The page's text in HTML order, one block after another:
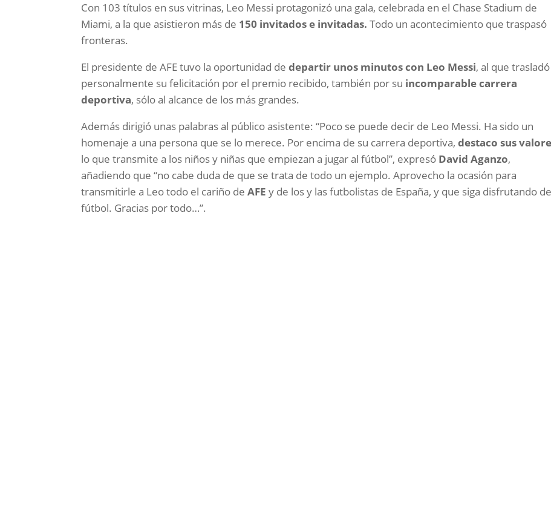
Con 103 títulos en sus vitrinas, Leo Messi protagonizó una gala, celebrada en el Chase Stadium de
Miami, a la que asistieron más de 150 invitados e invitadas.Todo un acontecimiento que traspasó
fronteras.
El presidente de AFE tuvo la oportunidad dedepartir unos minutos con Leo Messi, al que trasladó
personalmente su felicitación por el premio recibido, también por su incomparable carrera
deportiva, sólo al alcance de los más grandes.
Además dirigió unas palabras al público asistente: “Poco se puede decir de Leo Messi. Ha sido un
homenaje a una persona que se lo merece. Por encima de su carrera deportiva,destaco sus
lo que transmite a los niños y niñas que empiezan a jugar al fútbol”, expresó David Aganzo,
añadiendo que “no cabe duda de que se trata de todo un ejemplo. Aprovecho la ocasión para
transmitirle a Leo todo el cariño deAFE y de los y las futbolistas de España, y que siga disfrutando
fútbol. Gracias por todo…”.